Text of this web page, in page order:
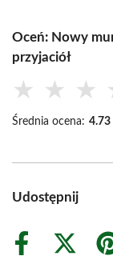
Oceń: Nowy
przyjaciół
★ ★ ★
Średnia ocena: 4.73
Udostępnij
Share
Share